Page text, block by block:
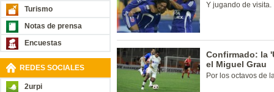
Turismo
Notas de prensa
Encuestas
REDES SOCIALES
2urpi
Y jugando de visita.
Confirmado: la
el Miguel Grau
Por los octavos de